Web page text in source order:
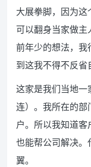
大展拳脚，因为
可以翻身当家做主
前年少的想法，我
到这我不得不反省
这家是我们当地一
连）。我所在的部
户。所以我知道
也能帮公司解决。
翼。